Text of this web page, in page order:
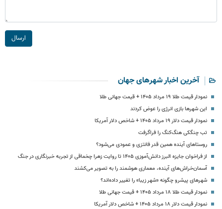
ارسال
آخرین اخبار شهرهای جهان
نمودار قیمت طلا ۱۹ مرداد ۱۴۰۵ + قیمت جهانی طلا
این شهرها بازی انرژی را عوض کردند
نمودار قیمت دلار ۱۹ مرداد ۱۴۰۵ + شاخص دلار آمریکا
تب چنگکی هنگ‌کنگ را فراگرفت
روستاهای آینده همین قدر فانتزی و عمودی می‌شود؟
از فراخوان جایزه البرز دانش‌آموزی ۱۴۰۵ تا روایت زهرا چخماقی از تجربه خبرنگاری در جنگ
آسمان‌خراش‌های آینده، معماری هوشمند را به تصویر می‌کشند
شهرهای پیشرو چگونه «شهر زیبا» را تغییر داده‌اند؟
نمودار قیمت طلا ۱۸ مرداد ۱۴۰۵ + قیمت جهانی طلا
نمودار قیمت دلار ۱۸ مرداد ۱۴۰۵ + شاخص دلار آمریکا